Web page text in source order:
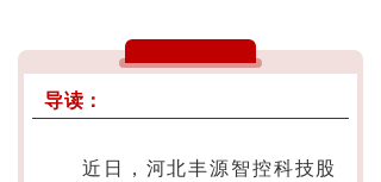
导读：
近日，河北丰源智控科技股